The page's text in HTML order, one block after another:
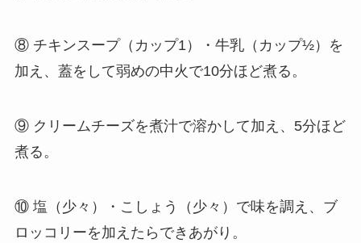
⑧ チキンスープ（カップ1）・牛乳（カップ½）を
加え、蓋をして弱めの中火で10分ほど煮る。
⑨ クリームチーズを煮汁で溶かして加え、5分ほど
煮る。
⑩ 塩（少々）・こしょう（少々）で味を調え、ブ
ロッコリーを加えたらできあがり。